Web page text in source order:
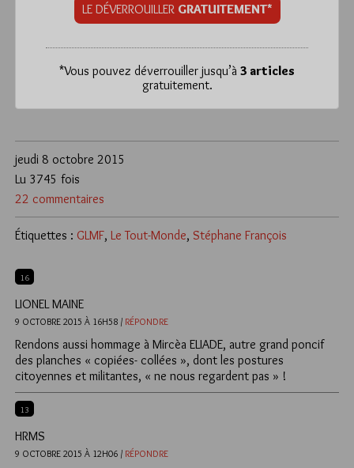
LE DÉVERROUILLER GRATUITEMENT*
*Vous pouvez déverrouiller jusqu’à 3 articles
gratuitement.
jeudi 8 octobre 2015
22 commentaires
Lu 3745 fois
Étiquettes : GLMF, Le Tout-Monde, Stéphane François
16
LIONEL MAINE
9 OCTOBRE 2015 À 16H58 / RÉPONDRE
Rendons aussi hommage à Mircèa ELIADE, autre grand poncif
des planches « copiées- collées », dont les postures
citoyennes et militantes, « ne nous regardent pas » !
13
HRMS
9 OCTOBRE 2015 À 12H06 / RÉPONDRE